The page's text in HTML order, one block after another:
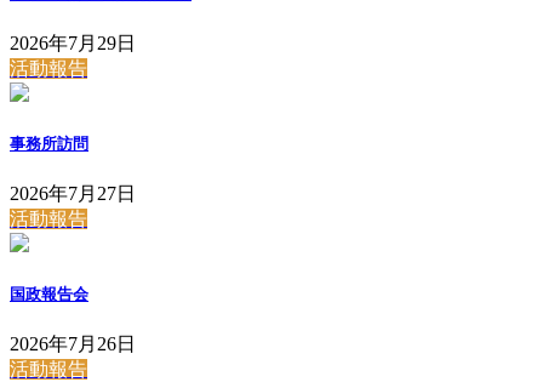
2026年7月29日
活動報告
事務所訪問
2026年7月27日
活動報告
国政報告会
2026年7月26日
活動報告